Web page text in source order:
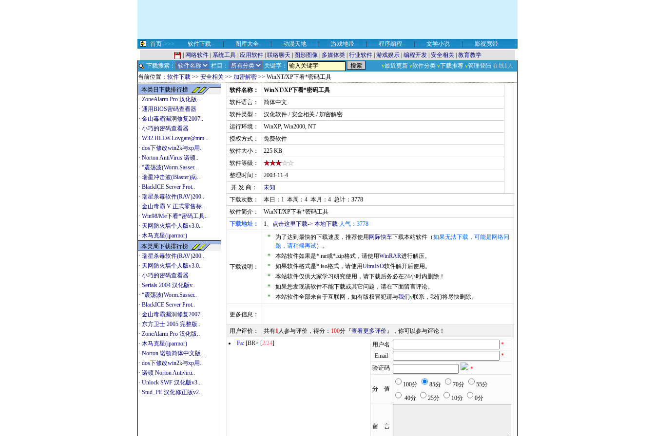
首页 >>> 软件下载 | 图库大全 | 动漫天地 | 游戏地带 | 程序编程 | 文学小说 |
影视宽带
网络软件 系统工具 应用软件 联络聊天 图形图像 多媒体类 行业软件 游戏娱乐 编程开发 安全相关 教育教学
下载搜索：
栏目： 关键字： v最近更新 v软件分类 v下载推荐 v管理登陆 在线1人
当前位置： 软件下载 >> 安全相关 >> 加密解密 >> WinNT/XP下看*密码工具
本类日下载排行榜
· ZoneAlarm Pro 汉化版..
· 通用BIOS密码查看器
· 金山毒霸漏洞修复2007..
· 小巧的密码查看器
· W32.HLLW.Lovgate@mm ..
· dos下修改win2k与xp用..
· Norton AntiVirus 诺顿..
· “震荡波(Worm.Sasser..
· 瑞星冲击波(Blaster)病..
· BlackICE Server Prot..
· 瑞星杀毒软件(RAV)200..
· 金山毒霸 V 正式零售标..
· Win98/Me下看*密码工具..
· 天网防火墙个人版v3.0..
· 木马克星(iparmor)
本类周下载排行榜
· 瑞星杀毒软件(RAV)200..
· 天网防火墙个人版v3.0..
· 小巧的密码查看器
· Serials 2004 汉化版v..
· “震荡波(Worm.Sasser..
· BlackICE Server Prot..
· 金山毒霸漏洞修复2007..
· 东方卫士 2005 完整版..
· ZoneAlarm Pro 汉化版..
· 木马克星(iparmor)
· Norton 诺顿简体中文版..
· dos下修改win2k与xp用..
· 诺顿 Norton Antiviru..
· Unlock SWF 汉化版v3...
· Stud_PE 汉化修正版v2..
软件名称：
WinNT/XP下看*密码工具
软件语言：
简体中文
软件类型：
汉化软件 / 安全相关 / 加密解密
运行环境：
WinXP, Win2000, NT
授权方式：
免费软件
软件大小：
225 KB
软件等级：
整理时间：
2003-11-4
开 发 商：
未知
下载次数：
本日：1 本周：4 本月：4 总计：3778
软件简介：
WinNT/XP下看*密码工具
下载地址：
1、 点击这里下载-> 本地下载 人气：3778
下载说明：
* 为了达到最快的下载速度，推荐使用 网际快车下载本站软件（如果无法下载，可能是网络问
题，请稍候再试）。
*
本站软件如果是*.rar或*.zip格式，请使用WinRAR进行解压。
*
如果软件格式是*.iso格式，请使用UltraISO软件解开后使用。
*
本站软件仅供大家学习研究使用，请下载后务必在24小时内删除！
*
如果您发现该软件不能下载或其它问题，请在下面留言评论。
*
本站软件全部来自于互联网，如有版权冒犯请与我们y联系，我们将尽快删除。
更多信息：
用户评价： 共有1人参与评价，得分： 100分『查看更多评价』，你可以参与评论！
Fa: [BR> [2/24] 用户名
*
Email
*
验证码
*
分 值
100分 85分 70分
55分
40分
25分 10分 0分
留 言